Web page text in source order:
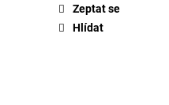
Zeptat se
Hlídat